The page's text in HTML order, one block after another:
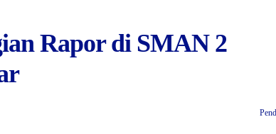
Rapor di SMAN 2